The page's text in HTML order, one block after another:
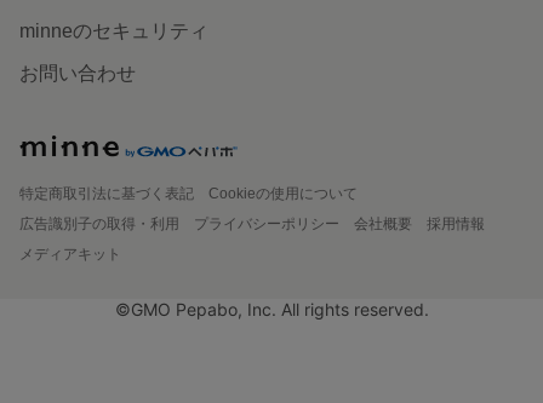
minneのセキュリティ
お問い合わせ
特定商取引法に基づく表記
Cookieの使用について
広告識別子の取得・利用
プライバシーポリシー 会社概要
採用情報
メディアキット
©GMO Pepabo, Inc. All rights reserved.